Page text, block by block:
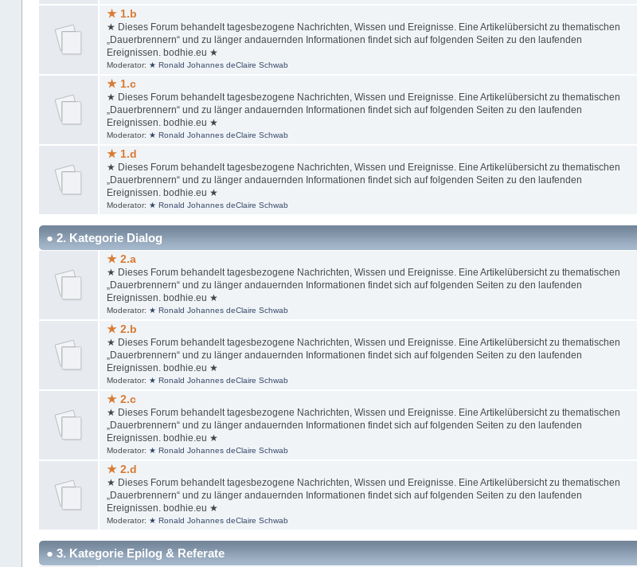
★ 1.b
★ Dieses Forum behandelt tagesbezogene Nachrichten, Wissen und Ereignisse. Eine Artikelübersicht zu thematischen
„Dauerbrennern“ und zu länger andauernden Informationen findet sich auf folgenden Seiten zu den laufenden
Ereignissen. bodhie.eu ★
Moderator: ★ Ronald Johannes deClaire Schwab
★ 1.c
★ Dieses Forum behandelt tagesbezogene Nachrichten, Wissen und Ereignisse. Eine Artikelübersicht zu thematischen
„Dauerbrennern“ und zu länger andauernden Informationen findet sich auf folgenden Seiten zu den laufenden
Ereignissen. bodhie.eu ★
Moderator: ★ Ronald Johannes deClaire Schwab
★ 1.d
★ Dieses Forum behandelt tagesbezogene Nachrichten, Wissen und Ereignisse. Eine Artikelübersicht zu thematischen
„Dauerbrennern“ und zu länger andauernden Informationen findet sich auf folgenden Seiten zu den laufenden
Ereignissen. bodhie.eu ★
Moderator: ★ Ronald Johannes deClaire Schwab
● 2. Kategorie Dialog
★ 2.a
★ Dieses Forum behandelt tagesbezogene Nachrichten, Wissen und Ereignisse. Eine Artikelübersicht zu thematischen
„Dauerbrennern“ und zu länger andauernden Informationen findet sich auf folgenden Seiten zu den laufenden
Ereignissen. bodhie.eu ★
Moderator: ★ Ronald Johannes deClaire Schwab
★ 2.b
★ Dieses Forum behandelt tagesbezogene Nachrichten, Wissen und Ereignisse. Eine Artikelübersicht zu thematischen
„Dauerbrennern“ und zu länger andauernden Informationen findet sich auf folgenden Seiten zu den laufenden
Ereignissen. bodhie.eu ★
Moderator: ★ Ronald Johannes deClaire Schwab
★ 2.c
★ Dieses Forum behandelt tagesbezogene Nachrichten, Wissen und Ereignisse. Eine Artikelübersicht zu thematischen
„Dauerbrennern“ und zu länger andauernden Informationen findet sich auf folgenden Seiten zu den laufenden
Ereignissen. bodhie.eu ★
Moderator: ★ Ronald Johannes deClaire Schwab
★ 2.d
★ Dieses Forum behandelt tagesbezogene Nachrichten, Wissen und Ereignisse. Eine Artikelübersicht zu thematischen
„Dauerbrennern“ und zu länger andauernden Informationen findet sich auf folgenden Seiten zu den laufenden
Ereignissen. bodhie.eu ★
Moderator: ★ Ronald Johannes deClaire Schwab
● 3. Kategorie Epilog & Referate